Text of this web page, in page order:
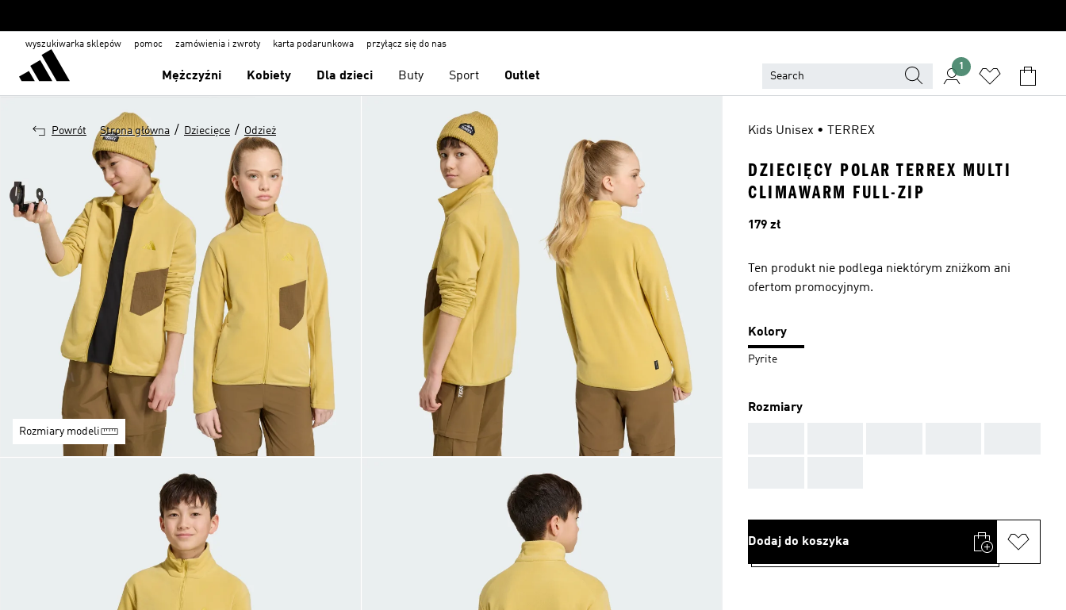
wyszukiwarka sklepów pomoc zamówienia i zwroty karta podarunkowa przyłącz się do nas
Mężczyźni Kobiety Dla dzieci Buty Sport Outlet
1
Powrót Strona główna / Dziecięce / Odzież
Rozmiary modeli
Kids Unisex • TERREX
DZIECIĘCY POLAR TERREX MULTI
CLIMAWARM FULL-ZIP
Cena
179 zł
Ten produkt nie podlega niektórym zniżkom ani
ofertom promocyjnym.
Kolory
Pyrite
Rozmiary
Dodaj do koszyka